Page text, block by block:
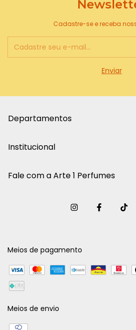
Cadastre-se e receba
Departamentos
Institucional
Fale com a Arte 1 Perfumes
Meios de pagamento
Meios de envio